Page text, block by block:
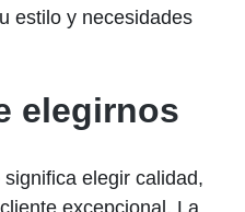
estilo y necesidades
elegirnos
elegir calidad,
excepcional. La